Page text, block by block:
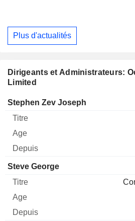
Plus d'actualités
Dirigeants et Administrateurs:
Limited
Dirigeant Titre Age Depuis
Stephen Zev Joseph
Steve George